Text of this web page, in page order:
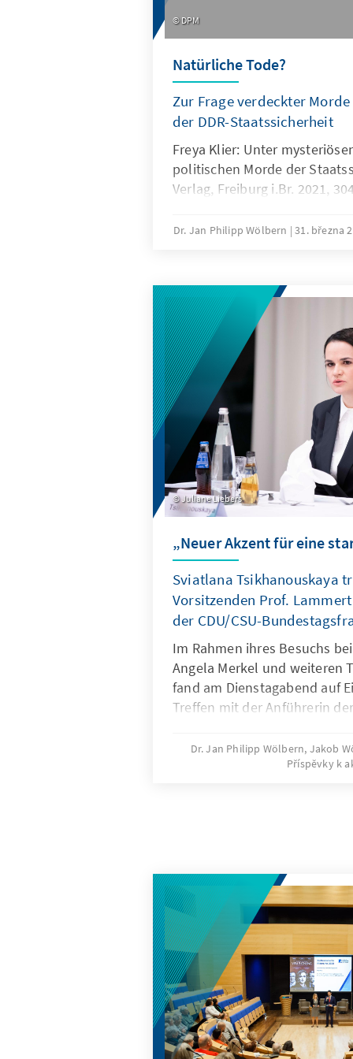
DPM
Natürliche Tode?
Zur Frage verdeckter
der DDR-Staatssicherheit
Freya Klier: Unter
politischen Morde der
Verlag, Freiburg i.Br. 2021,
Dr. Jan Philipp Wölbern 31. března
Juliane Liebers
„Neuer Akzent für eine
Sviatlana Tsikhanouskaya
Vorsitzenden Prof.
der CDU/CSU-
Im Rahmen ihres Besuchs
Angela Merkel und weiteren
fand am Dienstagabend auf
Treffen mit der Anführerin
statt.Dr. Jan Philipp Wölbern, Jakob
Příspěvky k